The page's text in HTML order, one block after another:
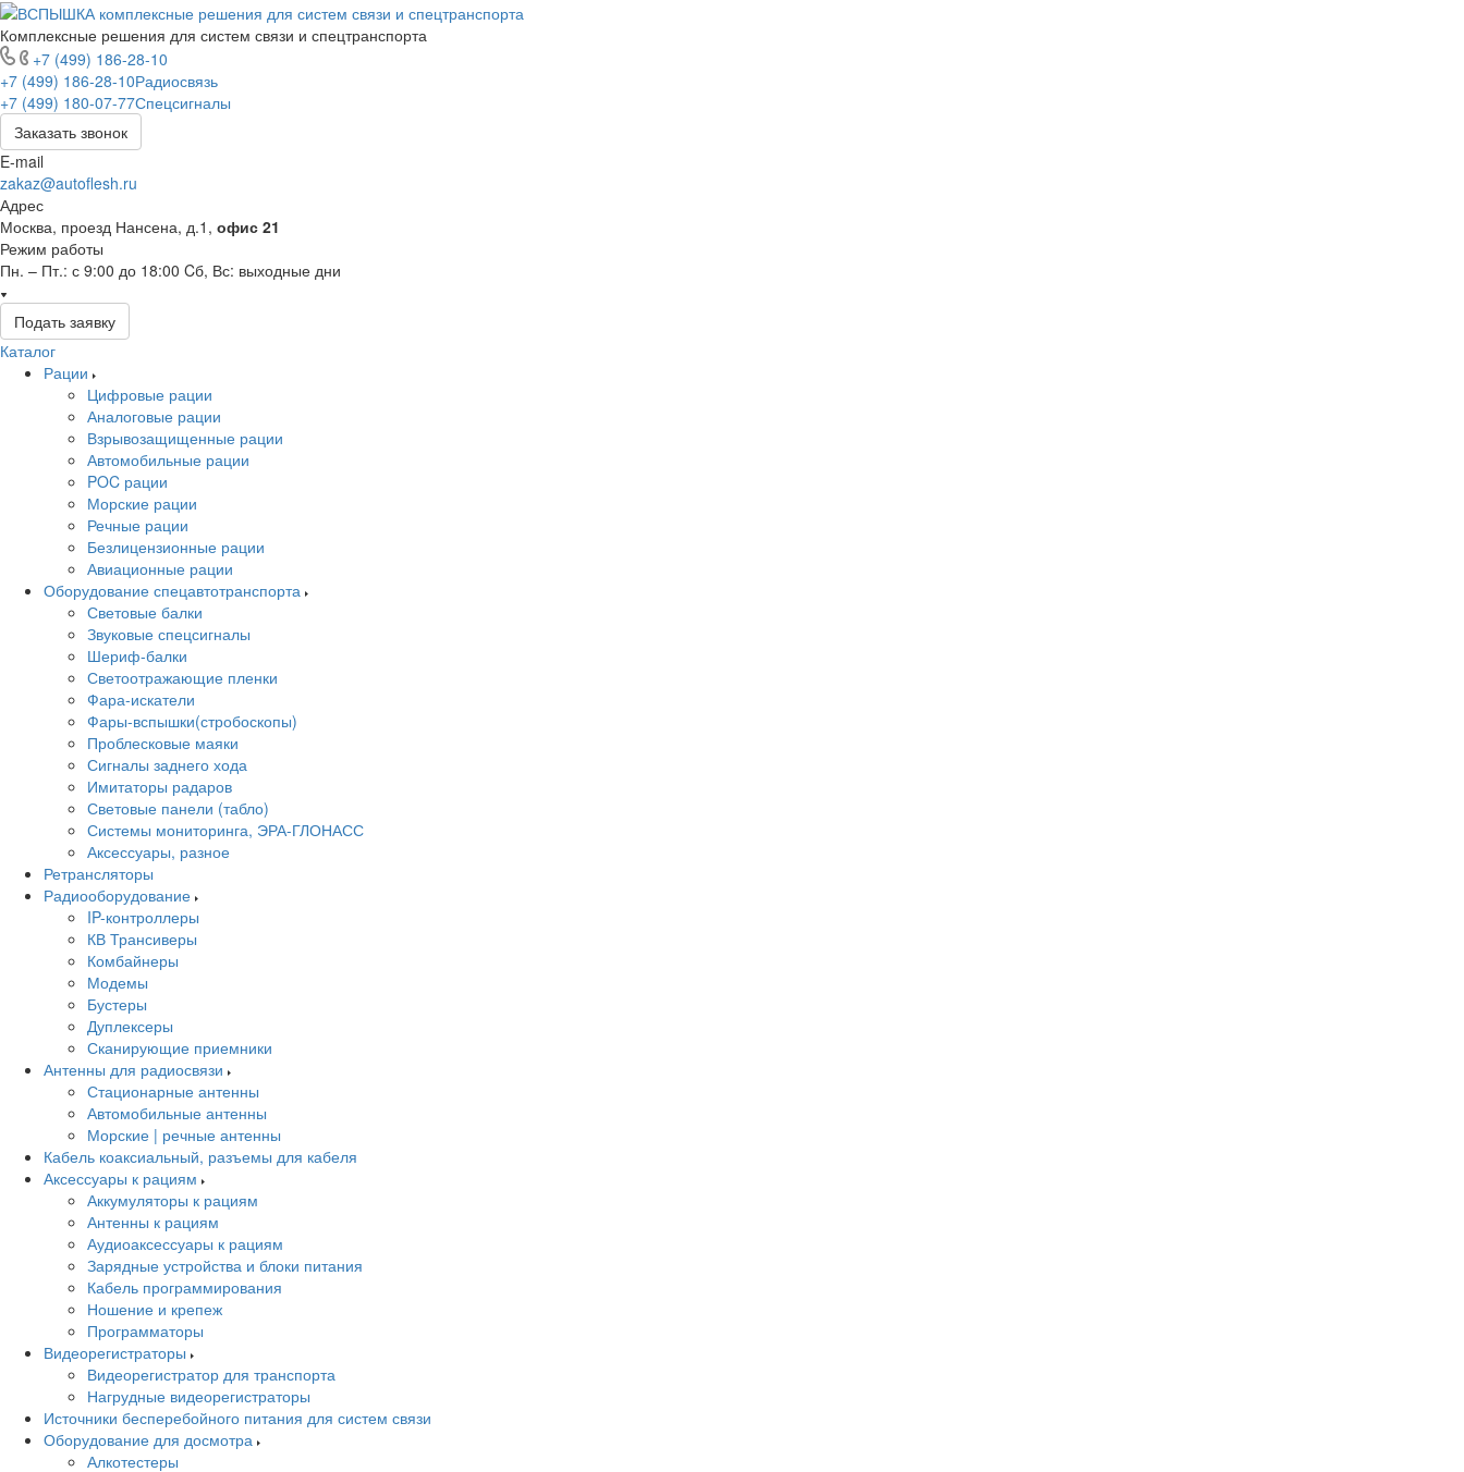
Комплексные решения для систем связи и спецтранспорта
+7 (499) 186-28-10
+7 (499) 186-28-10Радиосвязь
+7 (499) 180-07-77Спецсигналы
Заказать звонок
E-mail
zakaz@autoflesh.ru
Адрес
Москва, проезд Нансена, д.1, офис 21
Режим работы
Пн. – Пт.: с 9:00 до 18:00 Cб, Вс: выходные дни
Подать заявку
Каталог
Рации
Цифровые рации
Аналоговые рации
Взрывозащищенные рации
Автомобильные рации
POC рации
Морские рации
Речные рации
Безлицензионные рации
Авиационные рации
Оборудование спецавтотранспорта
Световые балки
Звуковые спецсигналы
Шериф-балки
Светоотражающие пленки
Фара-искатели
Фары-вспышки(стробоскопы)
Проблесковые маяки
Сигналы заднего хода
Имитаторы радаров
Световые панели (табло)
Системы мониторинга, ЭРА-ГЛОНАСС
Аксессуары, разное
Ретрансляторы
Радиооборудование
IP-контроллеры
КВ Трансиверы
Комбайнеры
Модемы
Бустеры
Дуплексеры
Сканирующие приемники
Антенны для радиосвязи
Стационарные антенны
Автомобильные антенны
Морские | речные антенны
Кабель коаксиальный, разъемы для кабеля
Аксессуары к рациям
Аккумуляторы к рациям
Антенны к рациям
Аудиоаксессуары к рациям
Зарядные устройства и блоки питания
Кабель программирования
Ношение и крепеж
Программаторы
Видеорегистраторы
Видеорегистратор для транспорта
Нагрудные видеорегистраторы
Источники бесперебойного питания для систем связи
Оборудование для досмотра
Алкотестеры